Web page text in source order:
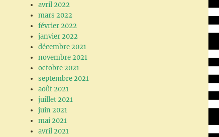
avril 2022
mars 2022
février 2022
janvier 2022
décembre 2021
novembre 2021
octobre 2021
septembre 2021
août 2021
juillet 2021
juin 2021
mai 2021
avril 2021